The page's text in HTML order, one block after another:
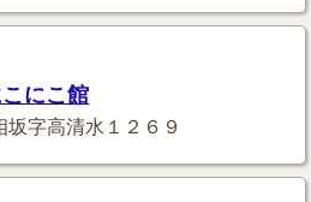
にこ館
坂字高清水１２６９